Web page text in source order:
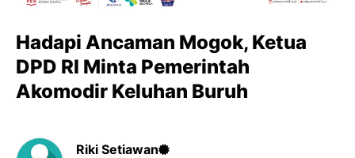
Hadapi Ancaman Mogok, Ketua
DPD RI Minta Pemerintah
Akomodir Keluhan Buruh
Riki Setiawan